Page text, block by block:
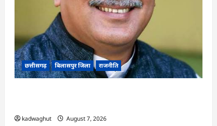
छत्तीसगढ़ बिलासपुर जिला राजनीति
kadwaghut August 7, 2026